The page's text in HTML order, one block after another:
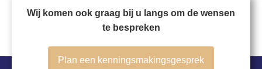
Wij komen ook graag bij u langs om de wensen
te bespreken
Plan een kenningsmakingsgesprek